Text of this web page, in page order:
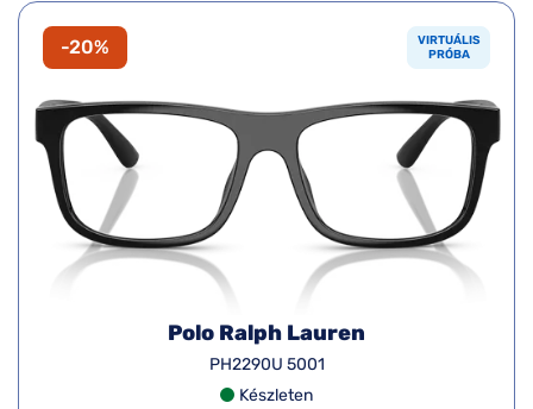
-20%
VIRTUÁLIS
PRÓBA
Polo Ralph Lauren
PH2290U 5001
Készleten